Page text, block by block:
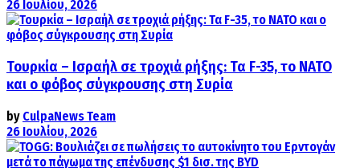
26 Ιουλίου, 2026
Τουρκία – Ισραήλ σε τροχιά ρήξης: Τα F-35, το ΝΑΤΟ
και ο φόβος σύγκρουσης στη Συρία
by CulpaNews Team
26 Ιουλίου, 2026